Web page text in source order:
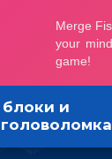
блоки и